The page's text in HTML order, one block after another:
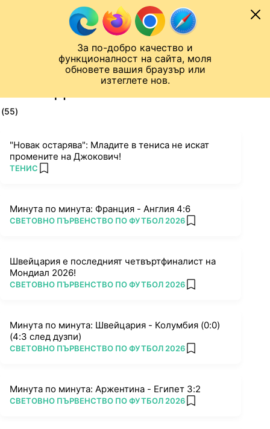
За по-добро качество и
функционалност на сайта, моля
обновете вашия браузър или
изтеглете нов.
Към съдържанието
Лига на Конференциите
(55)
"Новак остарява": Младите в тениса не искат
промените на Джокович!
ПОВЕЧЕ ОТ
ТЕНИС add favorites
Минута по минута: Франция - Англия 4:6
ПОВЕЧЕ ОТ
СВЕТОВНО ПЪРВЕНСТВО ПО ФУТБОЛ 2026 add favorites
Швейцария е последният четвъртфиналист на
Мондиал 2026!
ПОВЕЧЕ ОТ
СВЕТОВНО ПЪРВЕНСТВО ПО ФУТБОЛ 2026 add favorites
Минута по минута: Швейцария - Колумбия (0:0)
(4:3 след дузпи)
ПОВЕЧЕ ОТ
СВЕТОВНО ПЪРВЕНСТВО ПО ФУТБОЛ 2026 add favorites
Минута по минута: Аржентина - Египет 3:2
ПОВЕЧЕ ОТ
СВЕТОВНО ПЪРВЕНСТВО ПО ФУТБОЛ 2026 add favorites